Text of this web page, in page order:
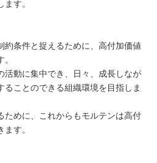
す。
約条件と捉えるために、高付加価値
活動に集中でき、日々、成長しなが
ることのできる組織環境を目指しま
ために、これからもモルテンは高付
す。